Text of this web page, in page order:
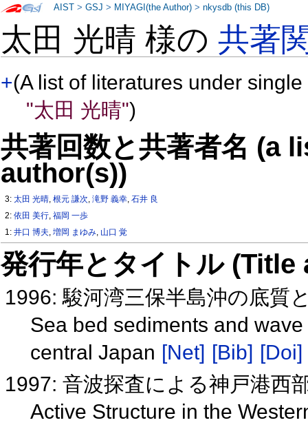
太田 光晴 様の共著
+(A list of literatures under
"太田 光晴")
共著回数と共著者名 (a
author(s))
3:太田 光晴,根元 謙次,滝野 義幸,石井 良
2:依田 美行,福岡 一歩
1:井口 博夫,増岡 まゆみ, 山口 覚
発行年とタイトル
1996: 駿河湾三保半島沖の底質
Sea bed sediments and
central Japan [Net] [Bib] [Doi]
1997: 音波探査による神戸港西
Active Structure in the
AIST >GSJ > MIYAGI(the Author) >nkysdb (this DB)